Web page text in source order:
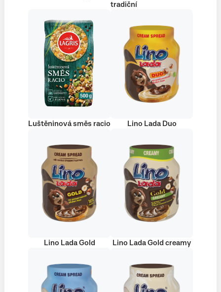
tradiční
Luštěninová směs racio Lino Lada Duo
Lino Lada Gold Lino Lada Gold creamy